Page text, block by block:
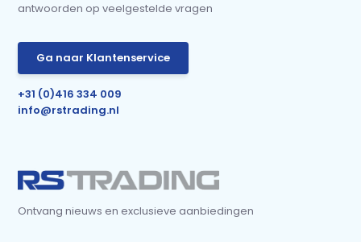
antwoorden op veelgestelde vragen
Ga naar Klantenservice
+31 (0)416 334 009
info@rstrading.nl
Ontvang nieuws en exclusieve aanbiedingen